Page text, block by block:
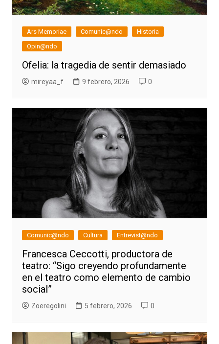
Ars Memoriae Comunic@ndo
Historia
Opin@ndo
Ofelia: la tragedia de sentir demasiado
mireyaa_f 9 febrero, 2026 0
Comunic@ndo Cultura Entrevist@ndo
Francesca Ceccotti, productora de
teatro: “Sigo creyendo profundamente
en el teatro como elemento de cambio
social”
Zoeregolini 5 febrero, 2026 0